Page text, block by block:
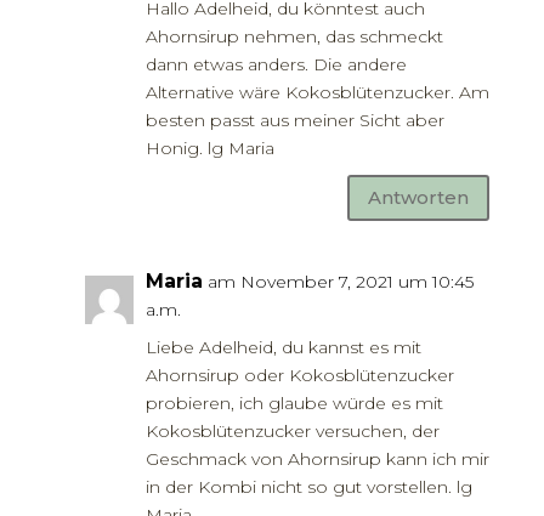
Hallo Adelheid, du könntest auch
Ahornsirup nehmen, das schmeckt
dann etwas anders. Die andere
Alternative wäre Kokosblütenzucker. Am
besten passt aus meiner Sicht aber
Honig. lg Maria
Antworten
Maria am November 7, 2021 um 10:45
a.m.
Liebe Adelheid, du kannst es mit
Ahornsirup oder Kokosblütenzucker
probieren, ich glaube würde es mit
Kokosblütenzucker versuchen, der
Geschmack von Ahornsirup kann ich mir
in der Kombi nicht so gut vorstellen. lg